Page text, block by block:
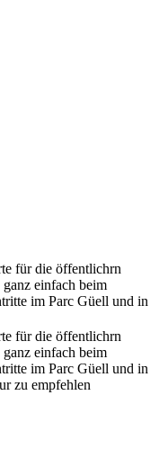
für die öffentlichrn
einfach beim
im Parc Güell und in
für die öffentlichrn
einfach beim
im Parc Güell und in
zu empfehlen